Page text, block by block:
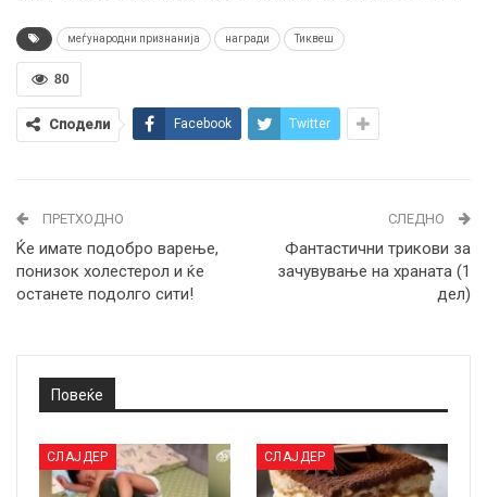
меѓународни признанија награди Тиквеш
80
Сподели Facebook Twitter
ПРЕТХОДНО
Ќе имате подобро варење,
понизок холестерол и ќе
останете подолго сити!
СЛЕДНО
Фантастични трикови за
зачувување на храната (1
дел)
Повеќе
СЛАЈДЕР СЛАЈДЕР